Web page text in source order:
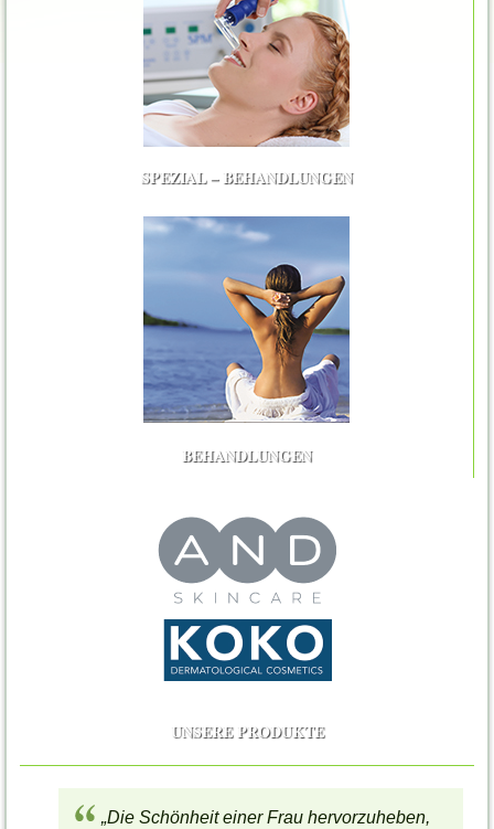
SPEZIAL – BEHANDLUNGEN
BEHANDLUNGEN
UNSERE PRODUKTE
„Die Schönheit einer Frau hervorzuheben,